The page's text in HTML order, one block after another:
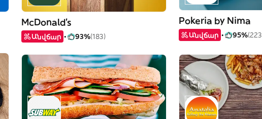
McDonald's
Անվճար 93%(183)
Pokeria by Nima
Անվճար 95%